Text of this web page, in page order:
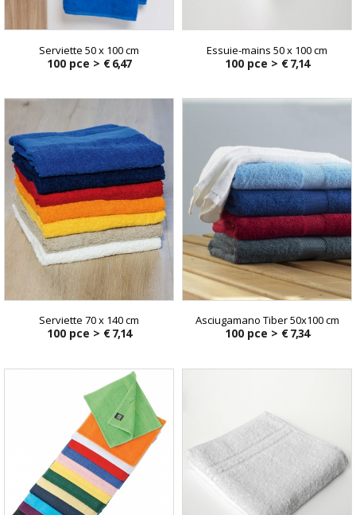
Serviette 50 x 100 cm
100 pce > € 6,47
Essuie-mains 50 x 100 cm
100 pce > € 7,14
Serviette 70 x 140 cm
100 pce > € 7,14
Asciugamano Tiber 50x100 cm
100 pce > € 7,34